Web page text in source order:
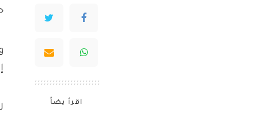
اقرأ يضاً